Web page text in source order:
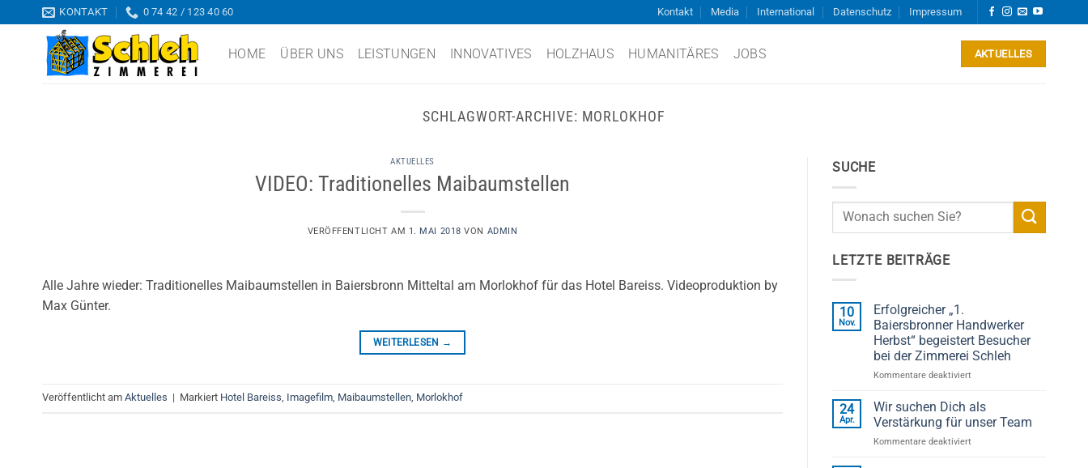
Inhalt
springen
KONTAKT 0 74 42 / 123 40 60 Kontakt Media International Datenschutz Impressum
HOME ÜBER UNS LEISTUNGEN INNOVATIVES HOLZHAUS HUMANITÄRES JOBS AKTUELLES
SCHLAGWORT-ARCHIVE: MORLOKHOF
AKTUELLES
VIDEO: Traditionelles Maibaumstellen
VERÖFFENTLICHT AM 1. MAI 2018 VON ADMIN
Alle Jahre wieder: Traditionelles Maibaumstellen in Baiersbronn Mitteltal am Morlokhof für das Hotel Bareiss. Videoproduktion by
Max Günter.
WEITERLESEN →
Veröffentlicht am Aktuelles | Markiert Hotel Bareiss, Imagefilm, Maibaumstellen, Morlokhof
SUCHE
LETZTE BEITRÄGE
10
Nov.
Erfolgreicher „1.
Baiersbronner Handwerker
Herbst“ begeistert Besucher
bei der Zimmerei Schleh
Kommentare deaktiviert
„1.
Baiersbronner
Handwerker
Herbst“
24
Apr.
Wir suchen Dich als
Verstärkung für unser Team
Kommentare deaktiviert